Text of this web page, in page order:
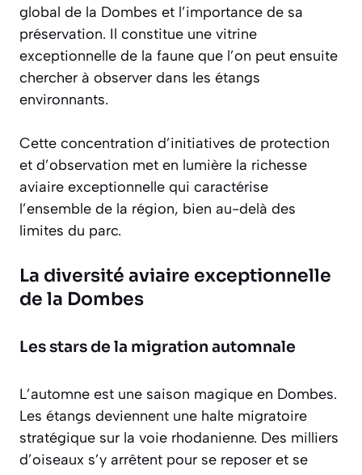
global de la Dombes et l’importance de sa
préservation. Il constitue une vitrine
exceptionnelle de la faune que l’on peut ensuite
chercher à observer dans les étangs
environnants.
Cette concentration d’initiatives de protection
et d’observation met en lumière la richesse
aviaire exceptionnelle qui caractérise
l’ensemble de la région, bien au-delà des
limites du parc.
La diversité aviaire exceptionnelle
de la Dombes
Les stars de la migration automnale
L’automne est une saison magique en Dombes.
Les étangs deviennent une halte migratoire
stratégique sur la voie rhodanienne. Des milliers
d’oiseaux s’y arrêtent pour se reposer et se